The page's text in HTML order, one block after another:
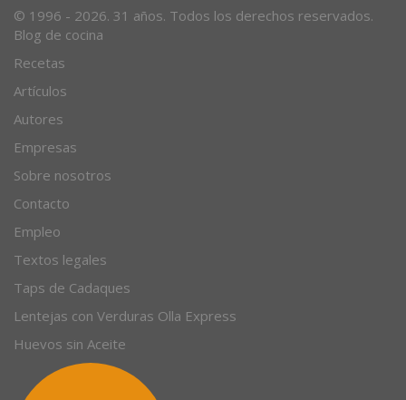
Blog de cocina
Recetas
Artículos
Autores
Empresas
Sobre nosotros
Contacto
Empleo
Textos legales
Taps de Cadaques
Lentejas con Verduras Olla Express
Huevos sin Aceite